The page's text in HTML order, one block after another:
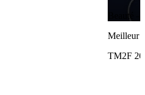
Beauté
Meilleur
TM2F